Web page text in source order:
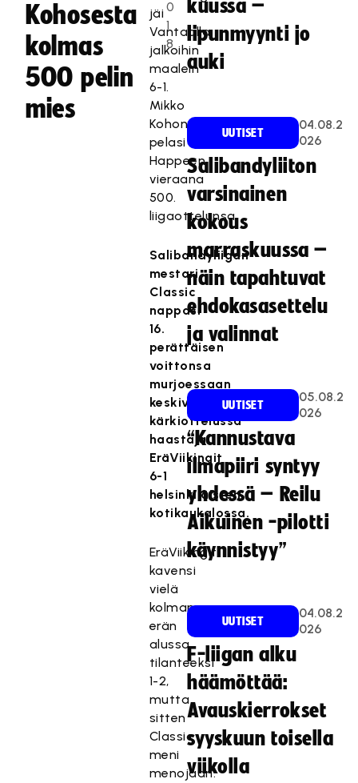
Kohosesta
kolmas
500 pelin
mies
0
1
8
jäi
Vantaalla
jalkoihin
maalein
6-1.
Mikko
Kohonen
pelasi
Happeen
vieraana
500.
liigaottelunsa.
Salibandyliigan
mestari
Classic
nappasi
16.
perättäisen
voittonsa
murjoessaan
keskiviikon
kärkiottelussa
haastaja
EräViikingit
6-1
helsinkiläisten
kotikaukalossa.
EräViikingit
kavensi
vielä
kolmannen
erän
alussa
tilanteeksi
1-2,
mutta
sitten
Classic
meni
menojaan.
kuussa –
lipunmyynti jo
auki
UUTISET
04.08.2
026
Salibandyliiton
varsinainen
kokous
marraskuussa –
näin tapahtuvat
ehdokasasettelu
ja valinnat
UUTISET
05.08.2
026
“Kannustava
ilmapiiri syntyy
yhdessä – Reilu
Aikuinen -pilotti
käynnistyy”
UUTISET
04.08.2
026
F-liigan alku
häämöttää:
Avauskierrokset
syyskuun toisella
viikolla